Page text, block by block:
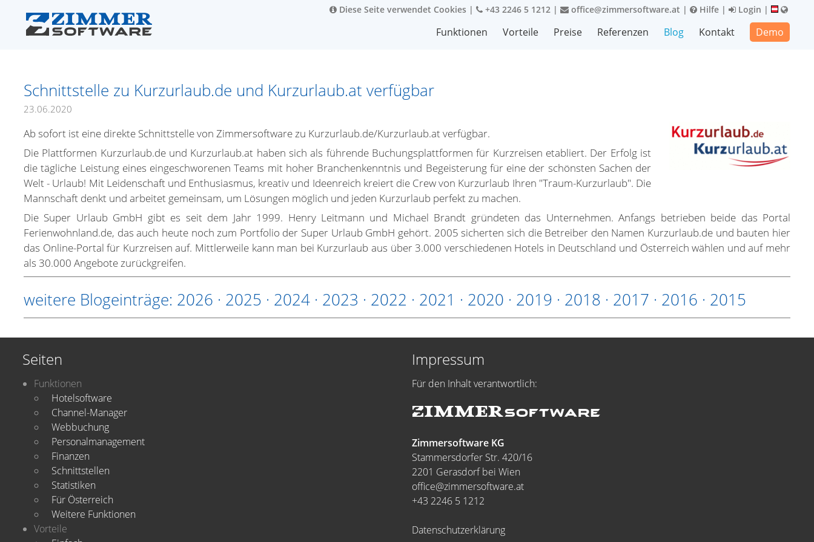
Diese Seite verwendet Cookies | +43 2246 5 1212 | office@zimmersoftware.at | Hilfe | Login |
Funktionen Vorteile Preise Referenzen Blog Kontakt Demo
Schnittstelle zu Kurzurlaub.de und Kurzurlaub.at verfügbar
23.06.2020
Ab sofort ist eine direkte Schnittstelle von Zimmersoftware zu Kurzurlaub.de/Kurzurlaub.at verfügbar.
Die Plattformen Kurzurlaub.de und Kurzurlaub.at haben sich als führende Buchungsplattformen für Kurzreisen etabliert. Der Erfolg ist
die tägliche Leistung eines eingeschworenen Teams mit hoher Branchenkenntnis und Begeisterung für eine der schönsten Sachen der
Welt - Urlaub! Mit Leidenschaft und Enthusiasmus, kreativ und Ideenreich kreiert die Crew von Kurzurlaub Ihren "Traum-Kurzurlaub". Die
Mannschaft denkt und arbeitet gemeinsam, um Lösungen möglich und jeden Kurzurlaub perfekt zu machen.
Die Super Urlaub GmbH gibt es seit dem Jahr 1999. Henry Leitmann und Michael Brandt gründeten das Unternehmen. Anfangs betrieben beide das Portal
Ferienwohnland.de, das auch heute noch zum Portfolio der Super Urlaub GmbH gehört. 2005 sicherten sich die Betreiber den Namen Kurzurlaub.de und bauten hier
das Online-Portal für Kurzreisen auf. Mittlerweile kann man bei Kurzurlaub aus über 3.000 verschiedenen Hotels in Deutschland und Österreich wählen und auf mehr
als 30.000 Angebote zurückgreifen.
weitere Blogeinträge: 2026 · 2025 · 2024 · 2023 · 2022 · 2021 · 2020 · 2019 · 2018 · 2017 · 2016 · 2015
Seiten
Funktionen
Hotelsoftware
Channel-Manager
Webbuchung
Personalmanagement
Finanzen
Schnittstellen
Statistiken
Für Österreich
Weitere Funktionen
Vorteile
Impressum
Für den Inhalt verantwortlich:
Zimmersoftware KG
Stammersdorfer Str. 420/16
2201 Gerasdorf bei Wien
office@zimmersoftware.at
+43 2246 5 1212
Datenschutzerklärung